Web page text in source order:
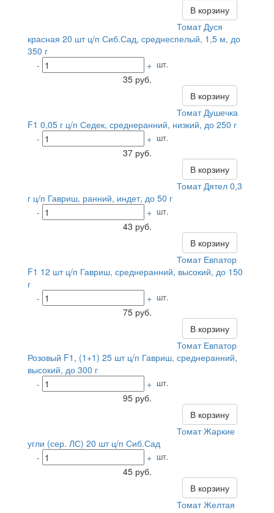
В корзину
Томат Дуся
красная 20 шт ц/п Сиб.Сад, среднеспелый, 1,5 м, до
350 г
-
+ шт.
35 руб.
В корзину
Томат Душечка
F1 0,05 г ц/п Седек, среднеранний, низкий, до 250 г
-
+ шт.
37 руб.
В корзину
Томат Дятел 0,3
г ц/п Гавриш, ранний, индет, до 50 г
-
+ шт.
43 руб.
В корзину
Томат Евпатор
F1 12 шт ц/п Гавриш, среднеранний, высокий, до 150
г
-
+ шт.
75 руб.
В корзину
Томат Евпатор
Розовый F1, (1+1) 25 шт ц/п Гавриш, среднеранний,
высокий, до 300 г
-
+ шт.
95 руб.
В корзину
Томат Жаркие
угли (сер. ЛС) 20 шт ц/п Сиб.Сад
-
+ шт.
45 руб.
В корзину
Томат Желтая